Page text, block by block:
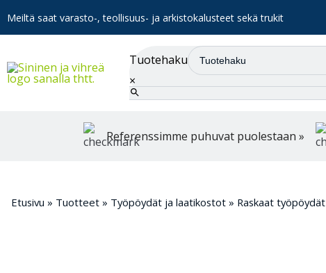
Meiltä saat varasto-, teollisuus- ja arkistokalusteet sekä trukit
Tuotehaku
×
Referenssimme puhuvat puolestaan »
Etusivu » Tuotteet » Työpöydät ja laatikostot » Raskaat työpöydät